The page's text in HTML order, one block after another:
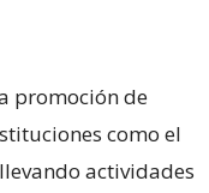
promoción de
como el
actividades